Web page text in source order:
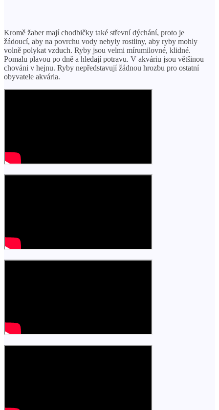
Kromě žaber mají chodbičky také střevní dýchání, proto je
žádoucí, aby na povrchu vody nebyly rostliny, aby ryby mohly
volně polykat vzduch. Ryby jsou velmi mírumilovné, klidné.
Pomalu plavou po dně a hledají potravu. V akváriu jsou většinou
chováni v hejnu. Ryby nepředstavují žádnou hrozbu pro ostatní
obyvatele akvária.